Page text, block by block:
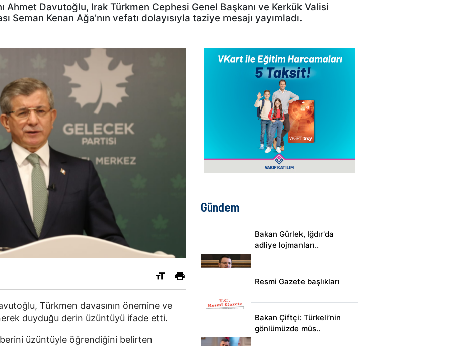
Ahmet Davutoğlu, Irak Türkmen Cephesi Genel Başkanı ve Kerkük Valisi
Seman Kenan Ağa’nın vefatı dolayısıyla taziye mesajı yayımladı.
Türkmen davasının önemine ve
duyduğu derin üzüntüyü ifade etti.
üzüntüyle öğrendiğini belirten
Gündem
Bakan Gürlek, Iğdır'da
adliye lojmanları..
Resmi Gazete başlıkları
Bakan Çiftçi: Türkeli’nin
gönlümüzde müs..